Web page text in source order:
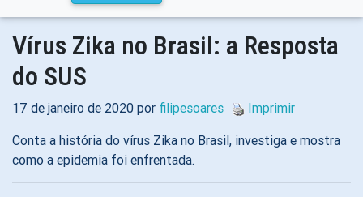
Vírus Zika no Brasil: a Resposta
do SUS
17 de janeiro de 2020 por filipesoares
Imprimir
Conta a história do vírus Zika no Brasil, investiga e mostra
como a epidemia foi enfrentada.